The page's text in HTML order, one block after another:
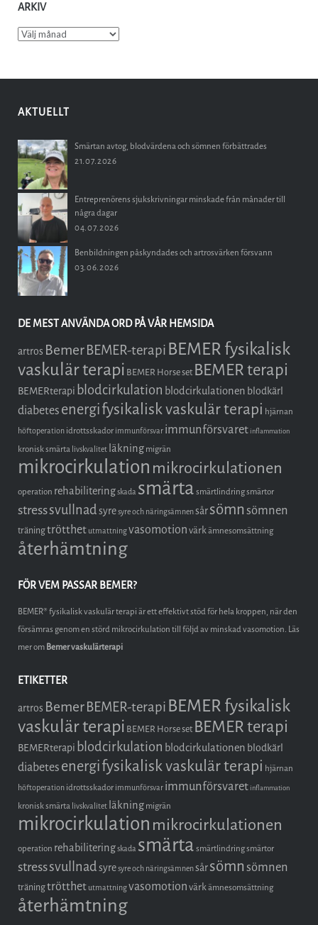
ARKIV
Arkiv
AKTUELLT
Smärtan avtog, blodvärdena och sömnen förbättrades
21.07.2026
Entreprenörens sjukskrivningar minskade från månader till
några dagar
04.07.2026
Benbildningen påskyndades och artrosvärken försvann
03.06.2026
DE MEST ANVÄNDA ORD PÅ VÅR HEMSIDA
artros BemerBEMER-terapi BEMER fysikalisk
vaskulär terapi BEMER Horse set BEMER terapi
BEMERterapi blodcirkulation blodcirkulationen blodkärl
diabetesenergifysikalisk vaskulär terapi hjärnan
höftoperation idrottsskador immunförsvar immunförsvaret inflammation
kronisk smärta livskvalitet läkningmigrän
mikrocirkulation mikrocirkulationen
operation rehabiliteringskada smärtasmärtlindringsmärtor
stresssvullnadsyresyre och näringsämnensårsömnsömnen
träningtrötthet utmattningvasomotionvärkämnesomsättning
återhämtning
FÖR VEM PASSAR BEMER?
BEMER® fysikalisk vaskulär terapi är ett effektivt stöd för hela kroppen, när den
försämras genom en störd mikrocirkulation till följd av minskad vasomotion. Läs
mer omBemer vaskulärterapi
ETIKETTER
artros BemerBEMER-terapi BEMER fysikalisk
vaskulär terapi BEMER Horse set BEMER terapi
BEMERterapi blodcirkulation blodcirkulationen blodkärl
diabetesenergifysikalisk vaskulär terapi hjärnan
höftoperation idrottsskador immunförsvar immunförsvaret inflammation
kronisk smärta livskvalitet läkningmigrän
mikrocirkulation mikrocirkulationen
operation rehabiliteringskada smärtasmärtlindringsmärtor
stresssvullnadsyresyre och näringsämnensårsömnsömnen
träningtrötthet utmattningvasomotionvärkämnesomsättning
återhämtning